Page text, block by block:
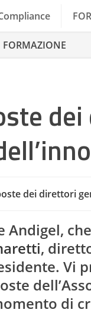
FORMAZIONE
dei direttori
Andigel,
,
Vi
di